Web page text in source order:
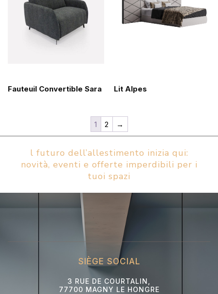
Fauteuil Convertible Sara Lit Alpes
1 2 →
l futuro dell’allestimento inizia qui:
novità, eventi e offerte imperdibili per i
tuoi spazi
SIÈGE SOCIAL
3 RUE DE COURTALIN,
77700 MAGNY LE HONGRE